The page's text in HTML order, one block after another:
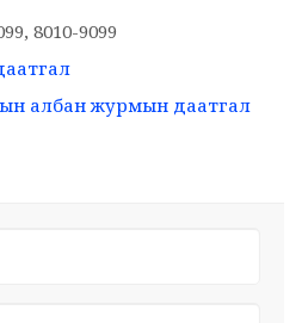
8010-9099
албан журмын даатгал